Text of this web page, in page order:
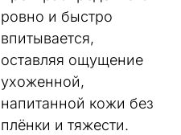
ровно и быстро
впитывается,
оставляя ощущение
ухоженной,
напитанной кожи без
плёнки и тяжести.